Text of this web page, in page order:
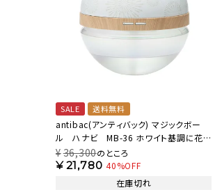
SALE 送料無料
antibac(アンティバック) マジックボー
ル ハナビ MB-36 ホワイト基調に花
火イメージの柄を載せて 【AB】
¥36,300のところ
¥21,780 40%OFF
在庫切れ